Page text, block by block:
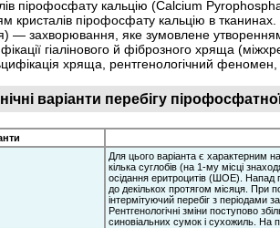
пірофосфату кальцію (Calcium
кристалів пірофосфату кальцію в
— захворювання, яке зумовлене утворенням
гіалінового й фіброзного хряща
хряща, рентгенологічний
варіанти перебігу
Для цього варіанта є характерним
кілька суглобів (на 1-му місці
осідання еритроцитів (ШОЕ). Напад
до декількох протягом місяця. При
інтермітуючий перебіг з періодами
Рентгенологічні зміни поступово
синовіальних сумок і сухожиль. На